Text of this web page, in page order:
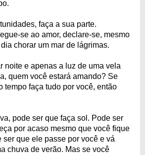
faça a sua parte.
se ao amor, declare-se, mesmo
chorar um mar de lágrimas.
noite e apenas a luz de uma vela
quem você estará amando? Se
tempo faça tudo por você, então
pode ser que faça sol. Pode ser
por acaso mesmo que você fique
ser que ele passe por você e vá
chuva de verão. Mas se você